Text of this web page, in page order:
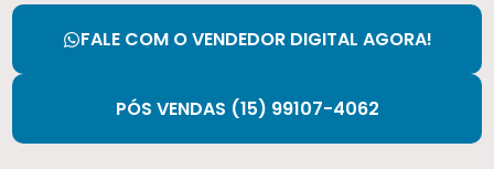
FALE COM O VENDEDOR DIGITAL AGORA!
PÓS VENDAS (15) 99107-4062